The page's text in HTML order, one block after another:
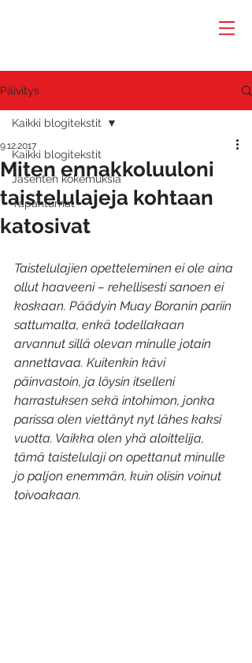
Päivitys
Kaikki blogitekstit
Jäsenten kokemuksia
Tapahtumat
Kaikki blogitekstit
Miten ennakkoluuloni
taistelulajeja kohtaan
katosivat
9.12.2017
Taistelulajien opetteleminen ei ole aina
ollut haaveeni – rehellisesti sanoen ei
koskaan. Päädyin Muay Boranin pariin
sattumalta, enkä todellakaan
arvannut sillä olevan minulle jotain
annettavaa. Kuitenkin kävi
päinvastoin, ja löysin itselleni
harrastuksen sekä intohimon, jonka
parissa olen viettänyt nyt lähes kaksi
vuotta. Vaikka olen yhä aloittelija,
tämä taistelulaji on opettanut minulle
jo paljon enemmän, kuin olisin voinut
toivoakaan.